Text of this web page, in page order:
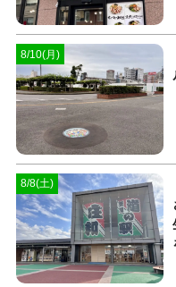
8/10(月)
8/8(土)